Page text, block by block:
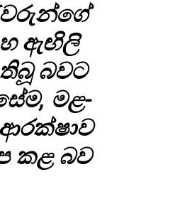
ඇඟිලි
බවට
මළ­
කළ බව